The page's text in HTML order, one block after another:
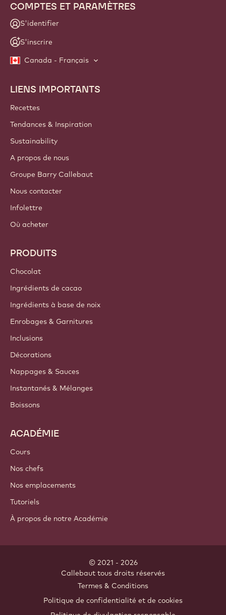
COMPTES ET PARAMÈTRES
S'identifier
S'inscrire
Canada - Français
Footer
Callebaut
LIENS IMPORTANTS
Recettes
Tendances & Inspiration
Sustainability
A propos de nous
Groupe Barry Callebaut
Nous contacter
Infolettre
Où acheter
PRODUITS
Chocolat
Ingrédients de cacao
Ingrédients à base de noix
Enrobages & Garnitures
Inclusions
Décorations
Nappages & Sauces
Instantanés & Mélanges
Boissons
ACADÉMIE
Cours
Nos chefs
Nos emplacements
Tutoriels
À propos de notre Académie
© 2021 - 2026
Callebaut tous droits réservés
Termes & Conditions
Politique de confidentialité et de cookies